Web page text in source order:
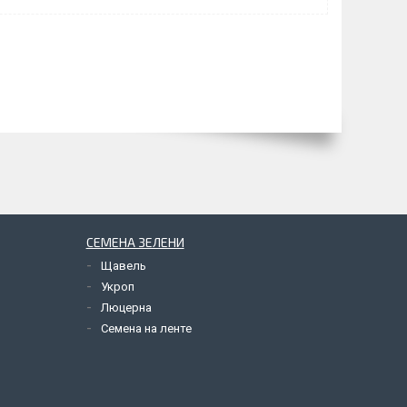
СЕМЕНА ЗЕЛЕНИ
Щавель
Укроп
Люцерна
Семена на ленте